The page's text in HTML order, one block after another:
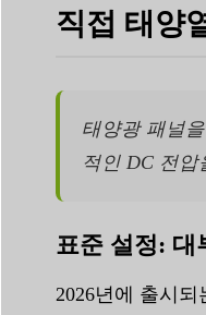
직접 태양
태양광 패널
적인 DC 전
표준 설정: 대
2026년에 출시